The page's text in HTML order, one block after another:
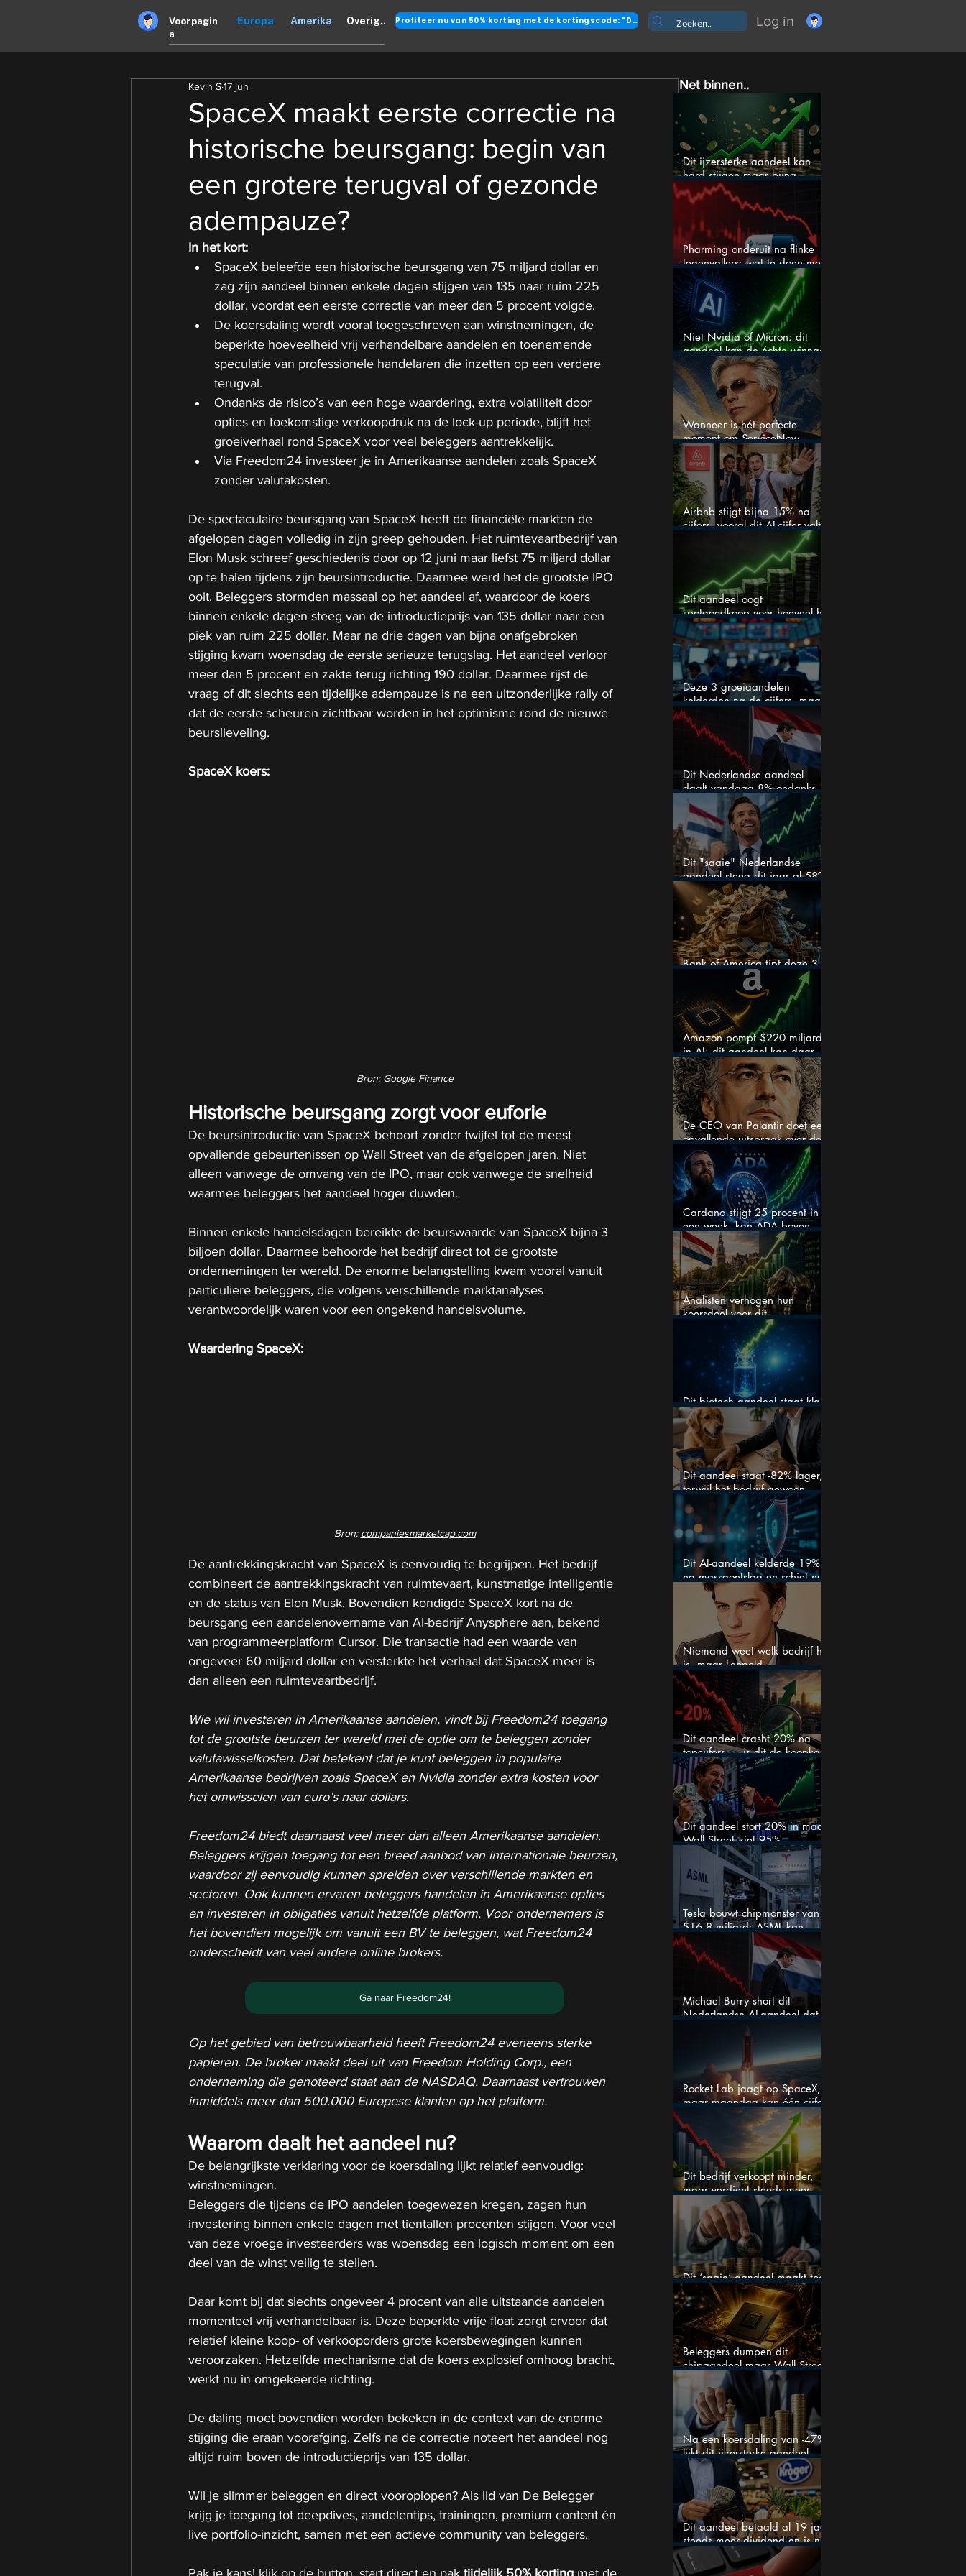
Voorpagin
a
Europa Amerika Overig.. Profiteer nu van 50% korting met de kortingscode: "DANK" Log in
SpaceX maakt eerste correctie na
historische beursgang: begin van
een grotere terugval of gezonde
adempauze?
Kevin S17 jun
In het kort:
SpaceX beleefde een historische beursgang van 75 miljard dollar en
zag zijn aandeel binnen enkele dagen stijgen van 135 naar ruim 225
dollar, voordat een eerste correctie van meer dan 5 procent volgde.
De koersdaling wordt vooral toegeschreven aan winstnemingen, de
beperkte hoeveelheid vrij verhandelbare aandelen en toenemende
speculatie van professionele handelaren die inzetten op een verdere
terugval.
Ondanks de risico’s van een hoge waardering, extra volatiliteit door
opties en toekomstige verkoopdruk na de lock-up periode, blijft het
groeiverhaal rond SpaceX voor veel beleggers aantrekkelijk.
Via Freedom24 investeer je in Amerikaanse aandelen zoals SpaceX
zonder valutakosten.
De spectaculaire beursgang van SpaceX heeft de financiële markten de
afgelopen dagen volledig in zijn greep gehouden. Het ruimtevaartbedrijf van
Elon Musk schreef geschiedenis door op 12 juni maar liefst 75 miljard dollar
op te halen tijdens zijn beursintroductie. Daarmee werd het de grootste IPO
ooit. Beleggers stormden massaal op het aandeel af, waardoor de koers
binnen enkele dagen steeg van de introductieprijs van 135 dollar naar een
piek van ruim 225 dollar. Maar na drie dagen van bijna onafgebroken
stijging kwam woensdag de eerste serieuze terugslag. Het aandeel verloor
meer dan 5 procent en zakte terug richting 190 dollar. Daarmee rijst de
vraag of dit slechts een tijdelijke adempauze is na een uitzonderlijke rally of
dat de eerste scheuren zichtbaar worden in het optimisme rond de nieuwe
beurslieveling.
SpaceX koers:
Bron: Google Finance
Historische beursgang zorgt voor euforie
De beursintroductie van SpaceX behoort zonder twijfel tot de meest
opvallende gebeurtenissen op Wall Street van de afgelopen jaren. Niet
alleen vanwege de omvang van de IPO, maar ook vanwege de snelheid
waarmee beleggers het aandeel hoger duwden.
Binnen enkele handelsdagen bereikte de beurswaarde van SpaceX bijna 3
biljoen dollar. Daarmee behoorde het bedrijf direct tot de grootste
ondernemingen ter wereld. De enorme belangstelling kwam vooral vanuit
particuliere beleggers, die volgens verschillende marktanalyses
verantwoordelijk waren voor een ongekend handelsvolume.
Waardering SpaceX:
Bron: companiesmarketcap.com
De aantrekkingskracht van SpaceX is eenvoudig te begrijpen. Het bedrijf
combineert de aantrekkingskracht van ruimtevaart, kunstmatige intelligentie
en de status van Elon Musk. Bovendien kondigde SpaceX kort na de
beursgang een aandelenovername van AI-bedrijf Anysphere aan, bekend
van programmeerplatform Cursor. Die transactie had een waarde van
ongeveer 60 miljard dollar en versterkte het verhaal dat SpaceX meer is
dan alleen een ruimtevaartbedrijf.
Wie wil investeren in Amerikaanse aandelen, vindt bij Freedom24 toegang
tot de grootste beurzen ter wereld met de optie om te beleggen zonder
valutawisselkosten. Dat betekent dat je kunt beleggen in populaire
Amerikaanse bedrijven zoals SpaceX en Nvidia zonder extra kosten voor
het omwisselen van euro’s naar dollars.
Freedom24 biedt daarnaast veel meer dan alleen Amerikaanse aandelen.
Beleggers krijgen toegang tot een breed aanbod van internationale beurzen,
waardoor zij eenvoudig kunnen spreiden over verschillende markten en
sectoren. Ook kunnen ervaren beleggers handelen in Amerikaanse opties
en investeren in obligaties vanuit hetzelfde platform. Voor ondernemers is
het bovendien mogelijk om vanuit een BV te beleggen, wat Freedom24
onderscheidt van veel andere online brokers.
Ga naar Freedom24!
Op het gebied van betrouwbaarheid heeft Freedom24 eveneens sterke
papieren. De broker maakt deel uit van Freedom Holding Corp., een
onderneming die genoteerd staat aan de NASDAQ. Daarnaast vertrouwen
inmiddels meer dan 500.000 Europese klanten op het platform.
Waarom daalt het aandeel nu?
De belangrijkste verklaring voor de koersdaling lijkt relatief eenvoudig:
winstnemingen.
Beleggers die tijdens de IPO aandelen toegewezen kregen, zagen hun
investering binnen enkele dagen met tientallen procenten stijgen. Voor veel
van deze vroege investeerders was woensdag een logisch moment om een
deel van de winst veilig te stellen.
Daar komt bij dat slechts ongeveer 4 procent van alle uitstaande aandelen
momenteel vrij verhandelbaar is. Deze beperkte vrije float zorgt ervoor dat
relatief kleine koop- of verkooporders grote koersbewegingen kunnen
veroorzaken. Hetzelfde mechanisme dat de koers explosief omhoog bracht,
werkt nu in omgekeerde richting.
De daling moet bovendien worden bekeken in de context van de enorme
stijging die eraan voorafging. Zelfs na de correctie noteert het aandeel nog
altijd ruim boven de introductieprijs van 135 dollar.
Wil je slimmer beleggen en direct vooroplopen? Als lid van De Belegger
krijg je toegang tot deepdives, aandelentips, trainingen, premium content én
live portfolio-inzicht, samen met een actieve community van beleggers.
Net binnen..
Dit ijzersterke aandeel kan
hard stijgen maar bijna
niemand kijkt
Pharming onderuit na flinke
tegenvallers: wat te doen met
het aandeel?
Niet Nvidia of Micron: dit
aandeel kan de échte winnaar
van de AI-race worden
Wanneer is hét perfecte
moment om ServiceNow
aandelen te kopen?
Airbnb stijgt bijna 15% na
cijfers: vooral dit AI-cijfer valt
Dit aandeel oogt
spotgoedkoop voor hoeveel het
kan stijgen
Deze 3 groeiaandelen
kelderden na de cijfers, maar
één is mijn duidelijke favoriet
Dit Nederlandse aandeel
daalt vandaag 8% ondanks
zeer sterke halfjaarcijfers en
positieve analistenadviezen:
mooie koopkans?
Dit "saaie" Nederlandse
aandeel steeg dit jaar al 58%
en wordt volgens analisten
onderschat
Bank of America tipt deze 3
chipaandelen
Amazon pompt $220 miljard
in AI: dit aandeel kan daar
explosief van profiteren
De CEO van Palantir doet een
opvallende uitspraak over de
beurs
Cardano stijgt 25 procent in
een week: kan ADA boven
$0,20 blijven?
Analisten verhogen hun
koersdoel voor dit
Nederlandse aandeel — maar
is het al te laat om in te
stappen?
Dit biotech aandeel staat klaar
voor een flinke rally
Dit aandeel staat -82% lager,
terwijl het bedrijf gewoon
groeit
Dit AI-aandeel kelderde 19%
na massaontslag en schiet nu
15% omhoog
Niemand weet welk bedrijf het
is, maar Leopold
Aschenbrenner zet er nu $500
miljoen op
Dit aandeel crasht 20% na
topcijfers — is dit de koopkans
waar beleggers op wachtten?
Dit aandeel stort 20% in maar
Wall Street ziet 95%
koerspotentieel
Tesla bouwt chipmonster van
$16,8 miljard: ASML kan
grote winnaar worden
Michael Burry short dit
Nederlandse AI-aandeel dat
maar liefst 684% groeit
Rocket Lab jaagt op SpaceX,
maar maandag kan één cijfer
de droom doorprikken?
Dit bedrijf verkoopt minder,
maar verdient steeds meer —
hoe lang kan dit sprookje
doorgaan?
Dit ‘saaie’ aandeel maakt toch
bizar veel winst
Beleggers dumpen dit
chipaandeel maar Wall Street
ziet een zeldzame koopkans
Na een koersdaling van -47%
lijkt dit ijzersterke aandeel
aantrekkelijker dan ooit
Dit aandeel betaald al 19 jaar
steeds meer dividend en is nu
goedkoop